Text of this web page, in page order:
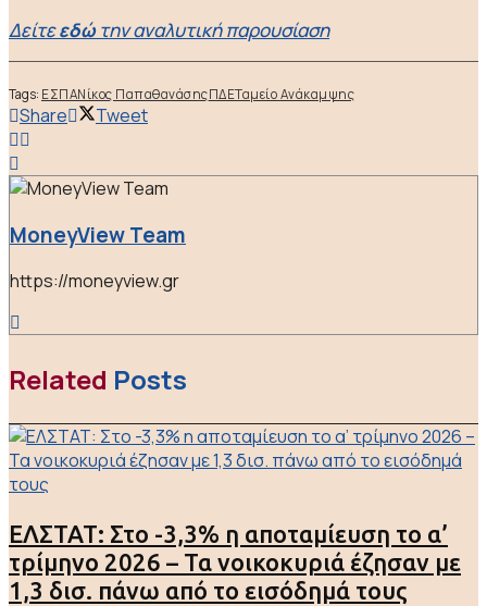
Δείτεεδώτην αναλυτική παρουσίαση
Tags: ΕΣΠΑΝίκος ΠαπαθανάσηςΠΔΕΤαμείο Ανάκαμψης
Share Tweet
MoneyView Team
https://moneyview.gr
Related Posts
ΕΛΣΤΑΤ: Στο -3,3% η αποταμίευση το α’
τρίμηνο 2026 – Τα νοικοκυριά έζησαν με
1,3 δισ. πάνω από το εισόδημά τους